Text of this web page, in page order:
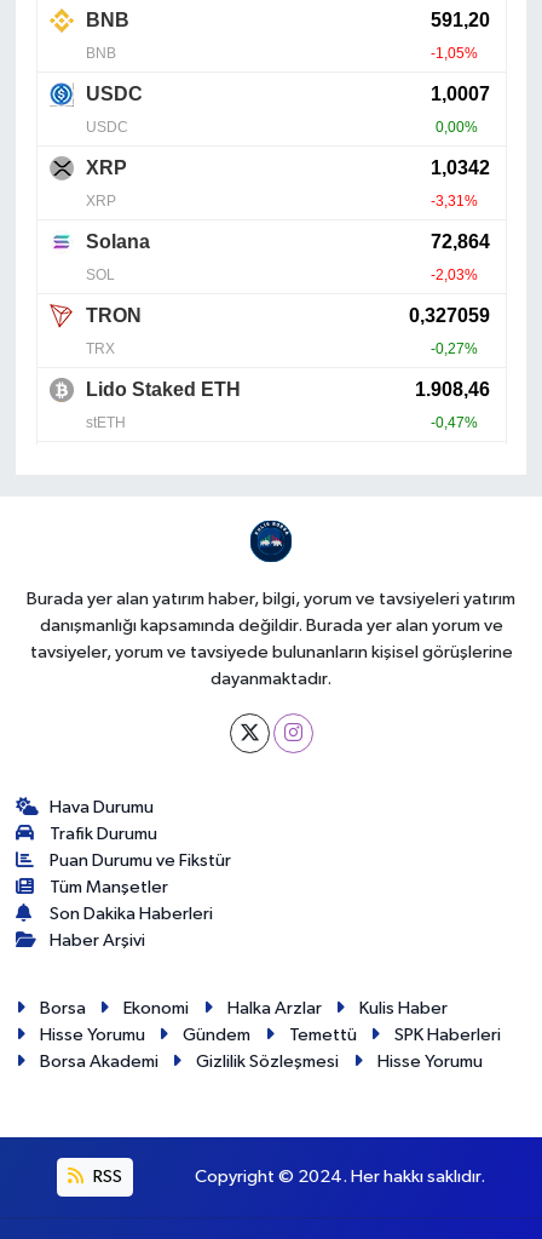
Burada yer alan yatırım haber, bilgi, yorum ve tavsiyeleri yatırım
danışmanlığı kapsamında değildir. Burada yer alan yorum ve
tavsiyeler, yorum ve tavsiyede bulunanların kişisel görüşlerine
dayanmaktadır.
Hava Durumu
Trafik Durumu
Puan Durumu ve Fikstür
Tüm Manşetler
Son Dakika Haberleri
Haber Arşivi
Borsa Ekonomi Halka Arzlar
Kulis Haber
Hisse Yorumu
Gündem Temettü
SPK Haberleri
Borsa Akademi
Gizlilik Sözleşmesi Hisse Yorumu
RSS Copyright © 2024. Her hakkı saklıdır.